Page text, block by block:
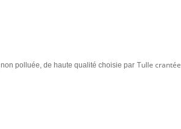
, non polluée, de haute qualité choisie par Tulle crantée